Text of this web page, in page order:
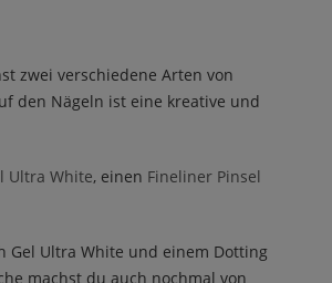
zwei verschiedene Arten von
den Nägeln ist eine kreative und
Ultra White, einen Fineliner Pinsel
Gel Ultra White und einem Dotting
machst du auch nochmal von